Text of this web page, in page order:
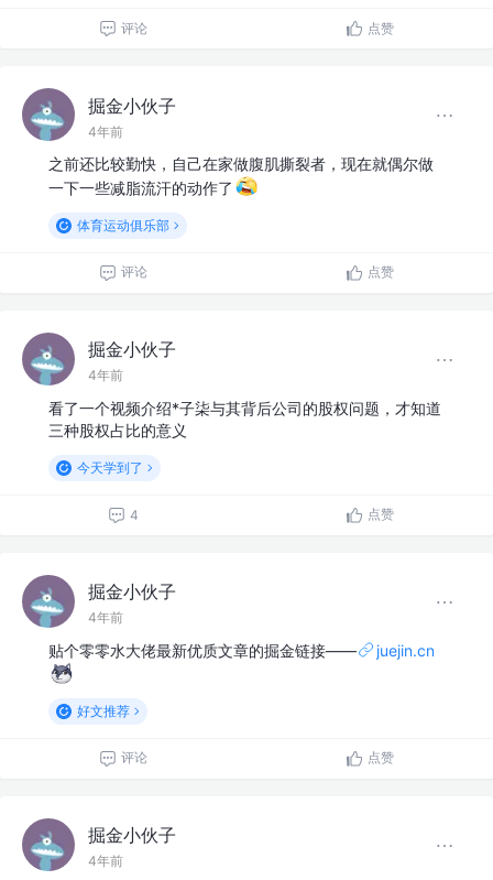
评论 点赞
掘金小伙子
4年前
之前还比较勤快，自己在家做腹肌撕裂者，现在就偶尔做
一下一些减脂流汗的动作了
体育运动俱乐部
评论 点赞
掘金小伙子
4年前
看了一个视频介绍*子柒与其背后公司的股权问题，才知道
三种股权占比的意义
今天学到了
4 点赞
掘金小伙子
4年前
贴个零零水大佬最新优质文章的掘金链接—— juejin.cn
好文推荐
评论 点赞
掘金小伙子
4年前